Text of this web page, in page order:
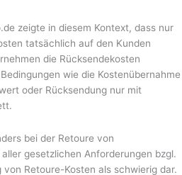
zeigte in diesem Kontext, dass nur
tatsächlich auf den Kunden
die Rücksendekosten
wie die Kostenübernahme
oder Rücksendung nur mit
bei der Retoure von
gesetzlichen Anforderungen bzgl.
Retoure-Kosten als schwierig dar.